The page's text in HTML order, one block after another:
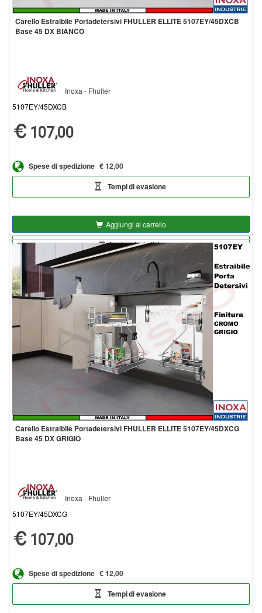
Carello Estraibile Portadetersivi FHULLER ELLITE 5107EY/45DXCB
Base 45 DX BIANCO
Inoxa - Fhuller
5107EY/45DXCB
107,00
Spese di spedizione € 12,00
Tempi di evasione
Aggiungi al carrello
Aggiungi alla lista
Carello Estraibile Portadetersivi FHULLER ELLITE 5107EY/45DXCG
Base 45 DX GRIGIO
Inoxa - Fhuller
5107EY/45DXCG
107,00
Spese di spedizione € 12,00
Tempi di evasione